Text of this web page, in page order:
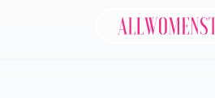
Allwomenstalk